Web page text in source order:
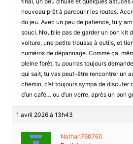
nouveau prêt à parcourir les routes.
du jeu. Avec un peu de patience, tu y
souci. N’oublie pas de garder un bon kit
voiture, une petite trousse à outils, et
numéros de dépannage. Comme ça,
pleine forêt, tu pourras toujours
qui sait, tu vas peut-être rencontrer un
chemin, c’et toujours sympa de discuter
d’un café… ou d’un verre, après un bon
1 avril 2026 à 13h43
Nathan760760